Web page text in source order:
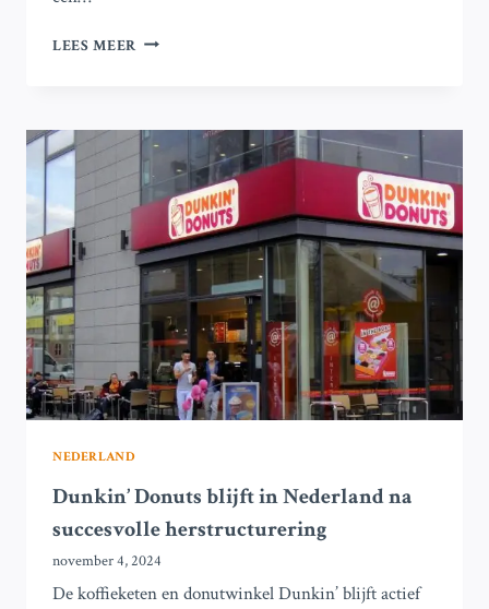
LEES MEER DETAILHANDELKETENS
FAILLISSEMENTEN
HERSTRUCTURERING
NEDERLAND
Dunkin’ Donuts blijft in Nederland na
succesvolle herstructurering
november 4, 2024
De koffieketen en donutwinkel Dunkin’ blijft actief